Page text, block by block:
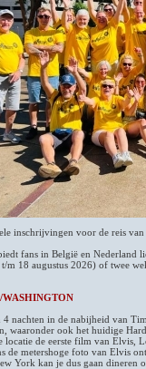
inschrijvingen voor de reis
fans in België en Nederland
m 18 augustus 2026) of twee
nachten in de nabijheid van
waaronder ook het huidige
locatie de eerste film van Elvis,
de metershoge foto van Elvis
York kan je dus gaan dineren